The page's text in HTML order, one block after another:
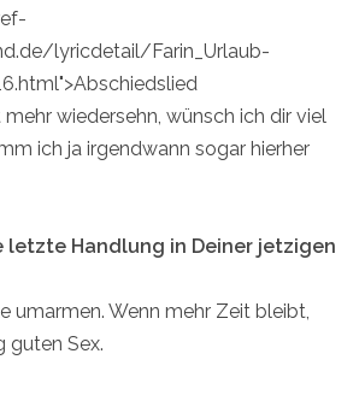
lyricdetail/Farin_Urlaub-
wiedersehn, wünsch ich dir viel
ich ja irgendwann sogar hierher
letzte Handlung in Deiner jetzigen
umarmen. Wenn mehr Zeit bleibt,
guten Sex.